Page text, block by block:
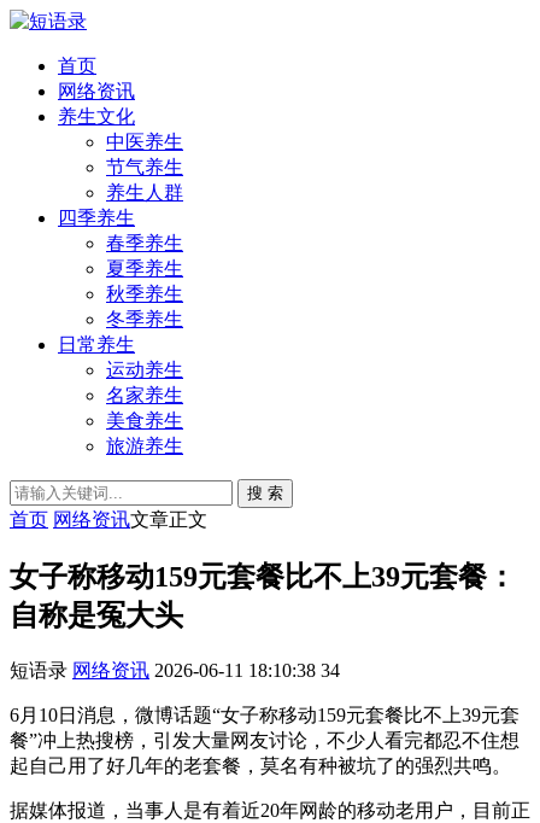
首页
网络资讯
养生文化
中医养生
节气养生
养生人群
四季养生
春季养生
夏季养生
秋季养生
冬季养生
日常养生
运动养生
名家养生
美食养生
旅游养生
搜 索
首页 网络资讯文章正文
女子称移动159元套餐比不上39元套餐：
自称是冤大头
短语录 网络资讯 2026-06-11 18:10:38 34
6月10日消息，微博话题“女子称移动159元套餐比不上39元套
餐”冲上热搜榜，引发大量网友讨论，不少人看完都忍不住想
起自己用了好几年的老套餐，莫名有种被坑了的强烈共鸣。
据媒体报道，当事人是有着近20年网龄的移动老用户，目前正